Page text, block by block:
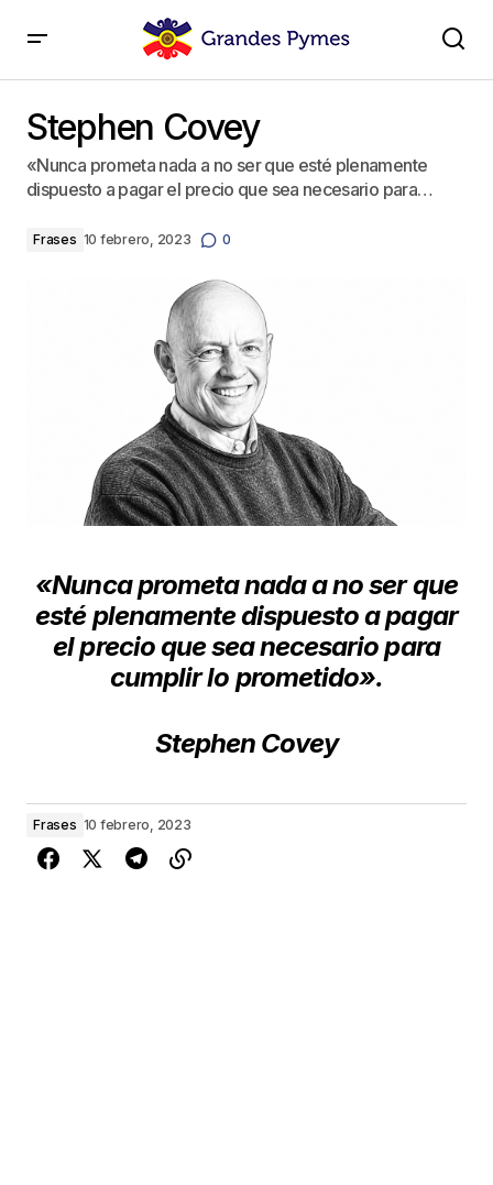
Stephen Covey
«Nunca prometa nada a no ser que esté plenamen­te
dispuesto a pagar el precio que sea necesario para…
Frases 10 febrero, 2023 0
«Nunca prometa nada a no ser que
esté plenamen­te dispuesto a pagar
el precio que sea necesario para
cumplirlo prometido».
Stephen Covey
Frases 10 febrero, 2023